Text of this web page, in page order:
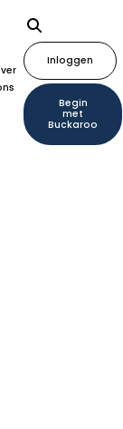
Inloggen
Begin
met
Buckaroo